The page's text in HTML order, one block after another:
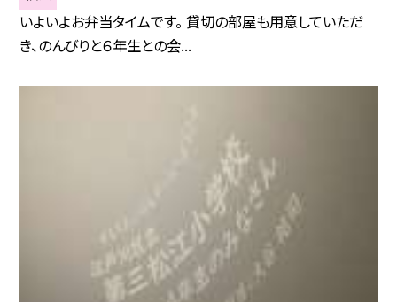
いよいよお弁当タイムです。 貸切の部屋も用意していただ
き、のんびりと６年生との会...